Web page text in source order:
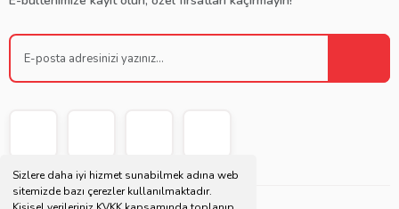
Sizlere daha iyi hizmet sunabilmek adına web
sitemizde bazı çerezler kullanılmaktadır.